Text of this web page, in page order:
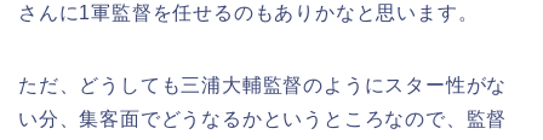
さんに1軍監督を任せるのもありかなと思います。
ただ、どうしても三浦大輔監督のようにスター性がな
い分、集客面でどうなるかというところなので、監督